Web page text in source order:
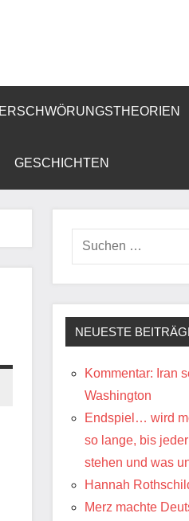
GESCHICHTEN
Suchen
nach:
NEUESTE
Kommentar: Iran
Washington
Endspiel… wird
so lange, bis
stehen und was
Hannah
Merz machte